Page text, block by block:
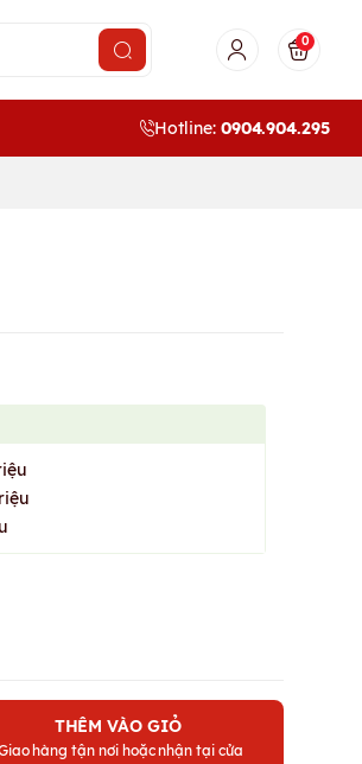
0
Hotline: 0904.904.295
THÊM VÀO GIỎ
hàng tận nơi hoặc nhận tại cửa